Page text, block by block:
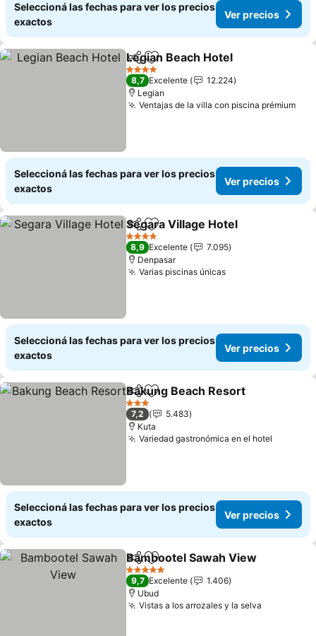
Seleccioná las fechas para ver los precios
exactos
Ver precios
CompartirAñadir a favoritos
Legian Beach Hotel
4 Estrellas
8,7 Excelente
12.224
Legian
Ventajas de la villa con piscina prémium
Seleccioná las fechas para ver los precios
exactos
Ver precios
CompartirAñadir a favoritos
Segara Village Hotel
4 Estrellas
8,9 Excelente
7.095
Denpasar
Varias piscinas únicasVer precios
Seleccioná las fechas para ver los precios
exactos
Ver precios
CompartirAñadir a favoritos
Bakung Beach Resort
3 Estrellas
7,2
5.483
Kuta
Variedad gastronómica en el hotel
Seleccioná las fechas para ver los precios
exactos
Ver precios
CompartirAñadir a favoritos
Bambootel Sawah View
5 Estrellas
9,7 Excelente
1.406
Ubud
Vistas a los arrozales y la selva